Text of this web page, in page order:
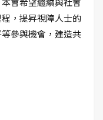
，提昇視障人士的
參與機會，建造共